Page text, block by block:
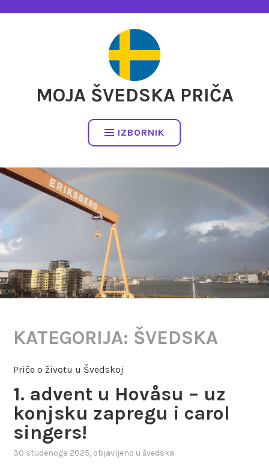
MOJA ŠVEDSKA PRIČA
IZBORNIK
KATEGORIJA: ŠVEDSKA
Priče o životu u Švedskoj
1. advent u Hovåsu – uz
konjsku zapregu i carol
singers!
30 studenoga 2025, objavljeno u švedska